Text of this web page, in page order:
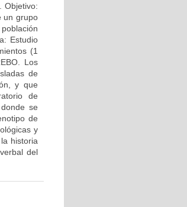
Objetivo:
un grupo
Estudio
(1
Los
de
y que
de
se
de
y
historia
del